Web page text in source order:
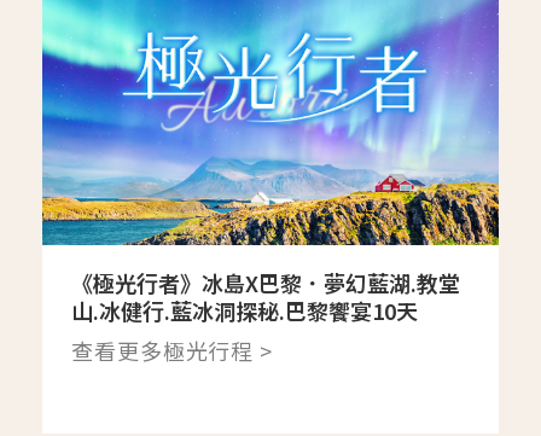
《極光行者》冰島X巴黎．夢幻藍湖.教堂
山.冰健行.藍冰洞探秘.巴黎饗宴10天
查看更多極光行程 >